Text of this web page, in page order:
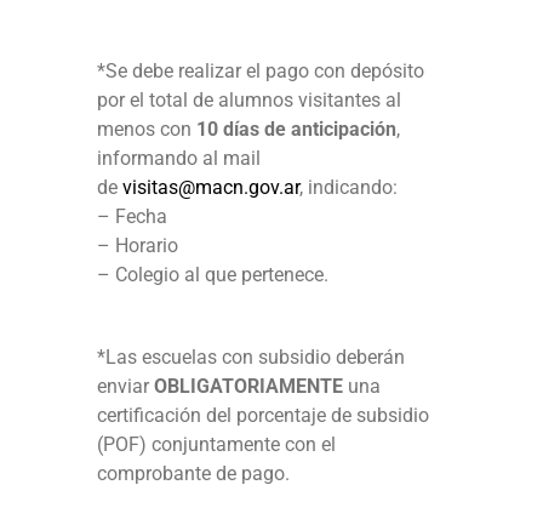
*Se debe realizar el pago con depósito
por el total de alumnos visitantes al
menos con 10 días de anticipación,
informando al mail
de visitas@macn.gov.ar, indicando:
– Fecha
– Horario
– Colegio al que pertenece.
*Las escuelas con subsidio deberán
enviarOBLIGATORIAMENTE una
certificación del porcentaje de subsidio
(POF) conjuntamente con el
comprobante de pago.